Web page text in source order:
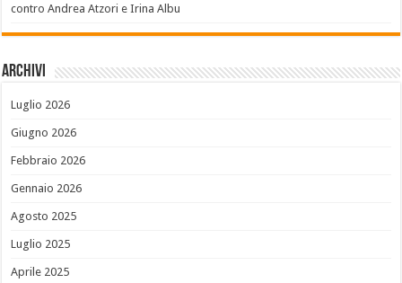
contro Andrea Atzori e Irina Albu
Archivi
Luglio 2026
Giugno 2026
Febbraio 2026
Gennaio 2026
Agosto 2025
Luglio 2025
Aprile 2025